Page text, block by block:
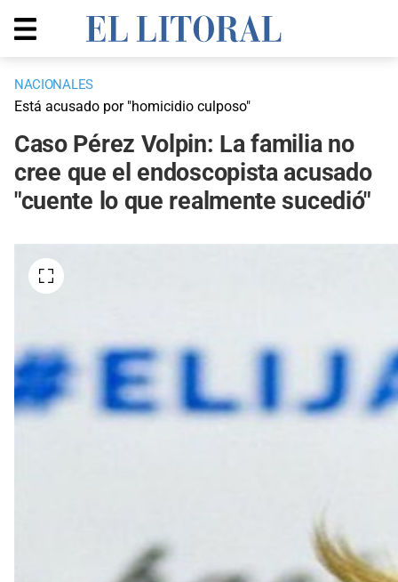
NACIONALES
Está acusado por "homicidio culposo"
Caso Pérez Volpin: La familia no
cree que el endoscopista acusado
"cuente lo que realmente sucedió"